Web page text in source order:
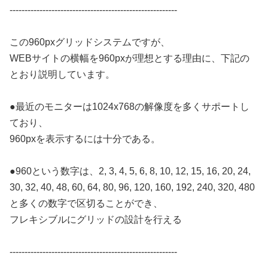
--------------------------------------------------------
この960pxグリッドシステムですが、
WEBサイトの横幅を960pxが理想とする理由に、下記の
とおり説明しています。
●最近のモニターは1024x768の解像度を多くサポートし
ており、
960pxを表示するには十分である。
●960という数字は、2, 3, 4, 5, 6, 8, 10, 12, 15, 16, 20, 24,
30, 32, 40, 48, 60, 64, 80, 96, 120, 160, 192, 240, 320, 480
と多くの数字で区切ることができ、
フレキシブルにグリッドの設計を行える
--------------------------------------------------------